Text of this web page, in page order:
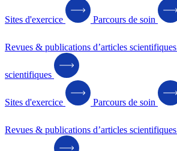
Sites d'exercice Parcours de soin
Revues & publications d’articles scientifiques
scientifiques
Sites d'exercice Parcours de soin
Revues & publications d’articles scientifiques